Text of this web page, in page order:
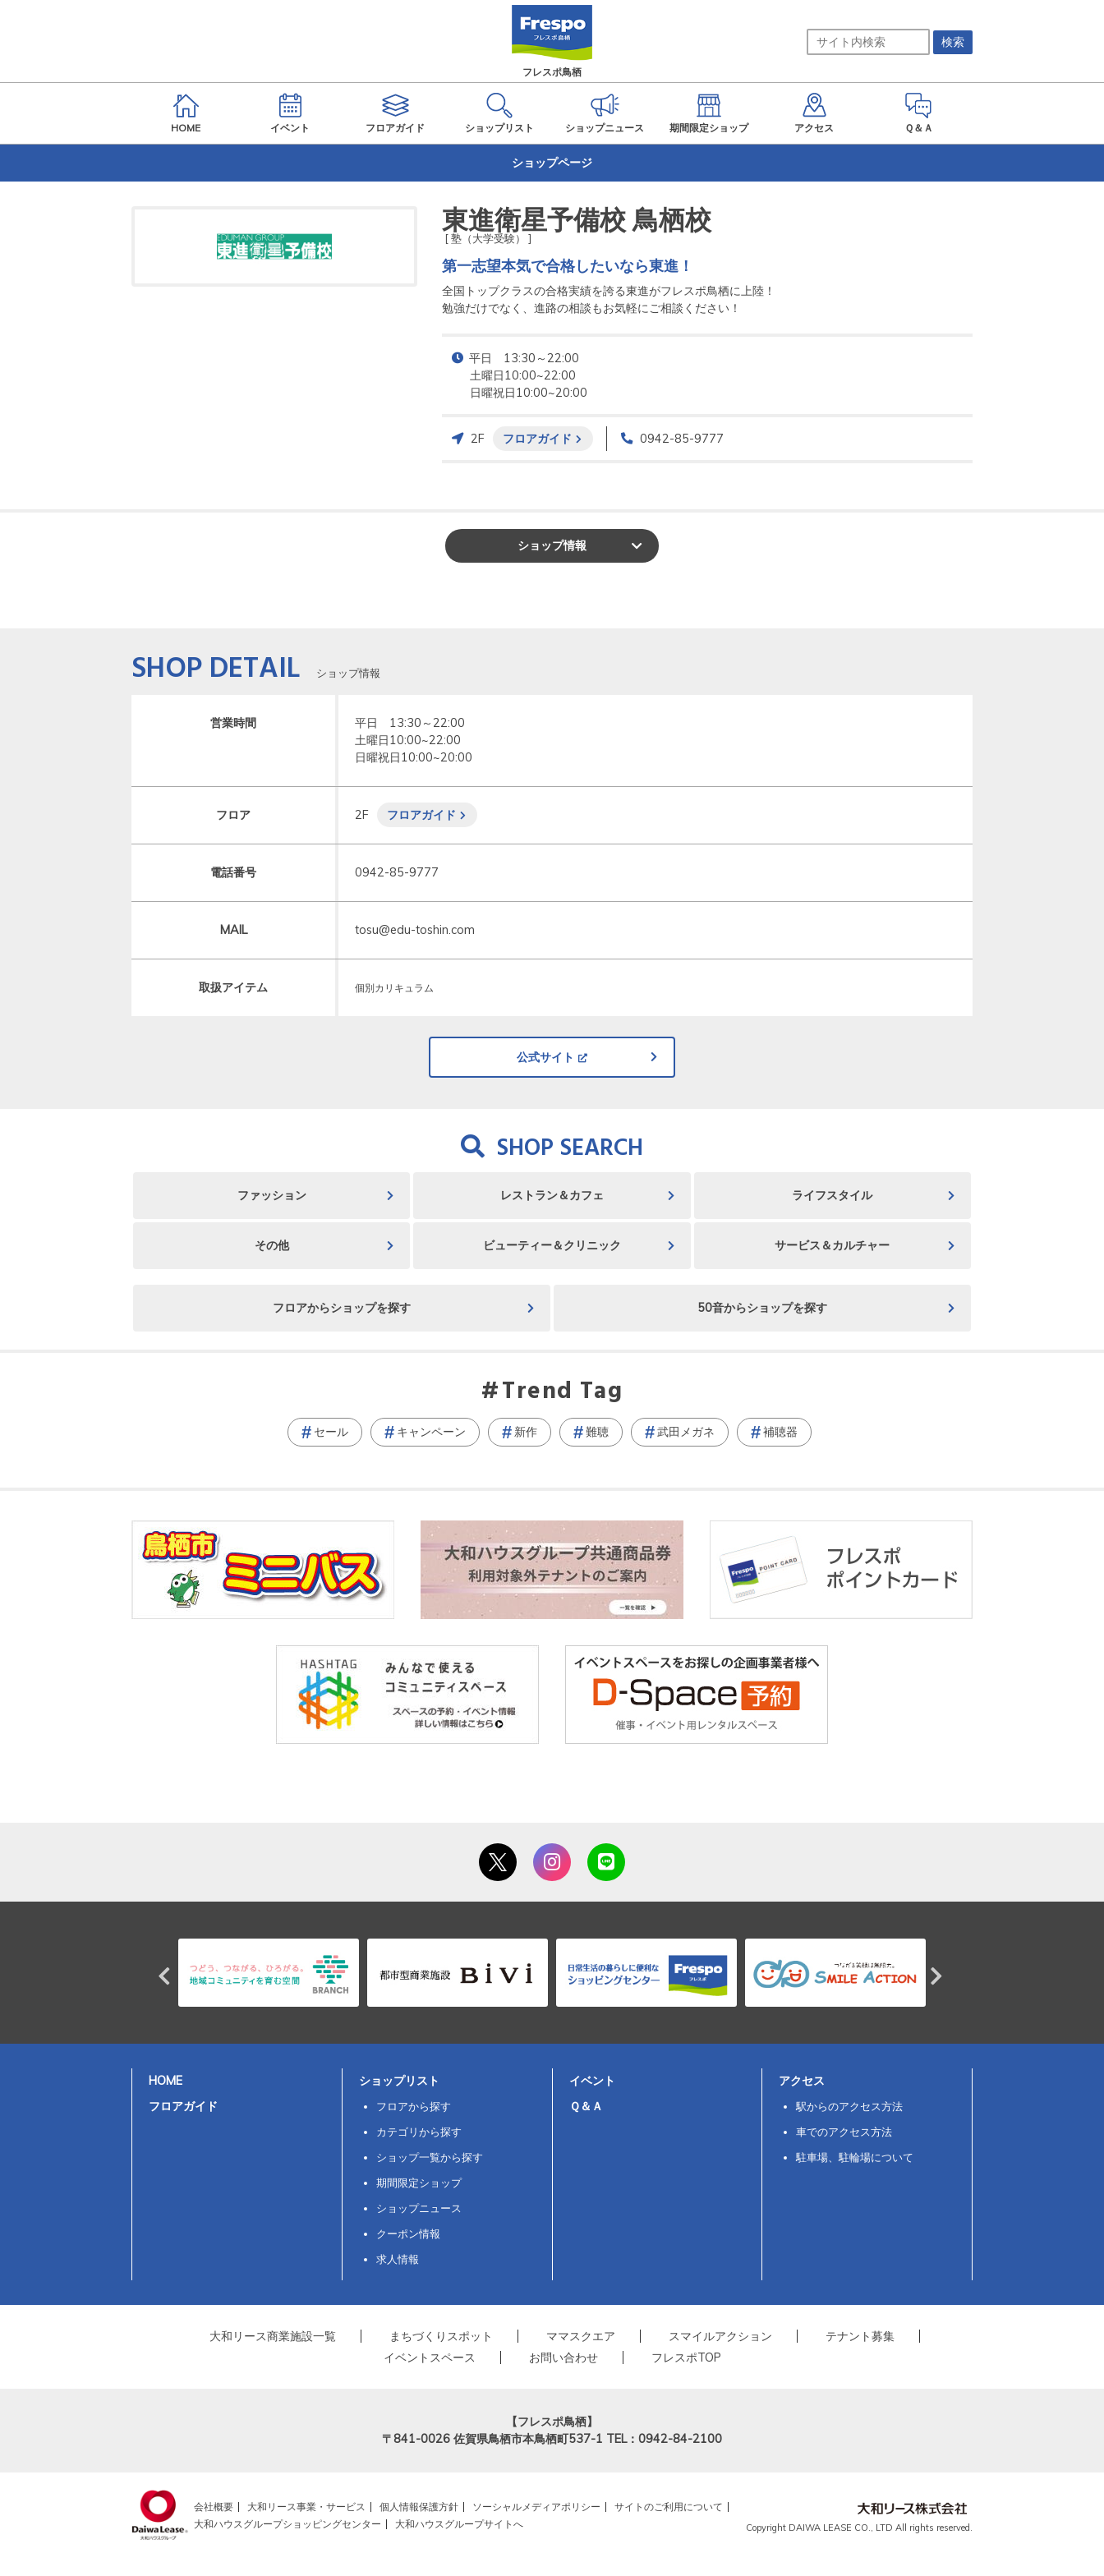
フレスポ鳥栖
HOME イベント フロアガイド ショップリスト ショップニュース 期間限定ショップ アクセス Ｑ＆Ａ
ショップページ
東進衛星予備校 鳥栖校
[ 塾（大学受験） ]
第一志望本気で合格したいなら東進！
全国トップクラスの合格実績を誇る東進がフレスポ鳥栖に上陸！
勉強だけでなく、進路の相談もお気軽にご相談ください！
平日　13:30～22:00
土曜日10:00~22:00
日曜祝日10:00~20:00
2F フロアガイド 0942-85-9777
ショップ情報
SHOP DETAIL ショップ情報
営業時間
平日　13:30～22:00
土曜日10:00~22:00
日曜祝日10:00~20:00
フロア 2F フロアガイド
電話番号 0942-85-9777
MAIL tosu@edu-toshin.com
取扱アイテム 個別カリキュラム
公式サイト
SHOP SEARCH
ファッション レストラン＆カフェ ライフスタイル
その他 ビューティー＆クリニック サービス＆カルチャー
フロアからショップを探す 50音からショップを探す
Trend Tag
セール キャンペーン 新作 難聴 武田メガネ 補聴器
HOME
フロアガイド
ショップリスト
フロアから探す
カテゴリから探す
ショップ一覧から探す
期間限定ショップ
ショップニュース
クーポン情報
求人情報
イベント
Ｑ＆Ａ
アクセス
駅からのアクセス方法
車でのアクセス方法
駐車場、駐輪場について
大和リース商業施設一覧 まちづくりスポット ママスクエア スマイルアクション
テナント募集
イベントスペース
お問い合わせ フレスポTOP
【フレスポ鳥栖】
〒841-0026 佐賀県鳥栖市本鳥栖町537-1 TEL：0942-84-2100
会社概要 大和リース事業・サービス 個人情報保護方針 ソーシャルメディアポリシー
サイトのご利用について
大和ハウスグループショッピングセンター
大和ハウスグループサイトへ Copyright DAIWA LEASE CO., LTD All rights reserved.